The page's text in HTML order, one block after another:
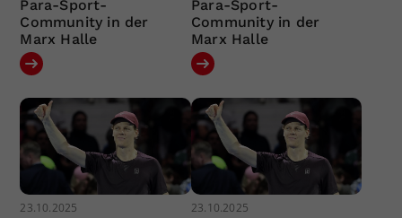
Para-Sport-
Community in der
Marx Halle
Para-Sport-
Community in der
Marx Halle
23.10.2025 23.10.2025